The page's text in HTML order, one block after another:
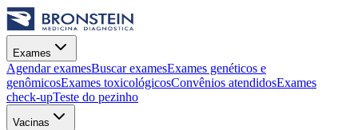
Exames
Agendar examesBuscar examesExames genéticos e
genômicosExames toxicológicosConvênios atendidosExames
check-upTeste do pezinho
Vacinas